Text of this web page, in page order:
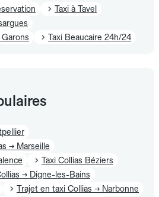
Taxi à Tavel
Taxi Beaucaire 24h/24
→ Marseille
Taxi Collias Béziers
→ Digne-les-Bains
Trajet en taxi Collias → Narbonne